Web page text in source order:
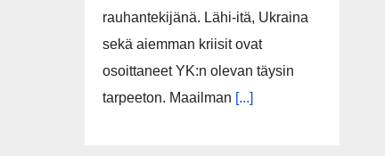
rauhantekijänä. Lähi-itä, Ukraina
sekä aiemman kriisit ovat
osoittaneet YK:n olevan täysin
tarpeeton. Maailman [...]